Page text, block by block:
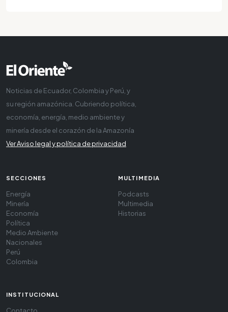
Noticias de Ecuador, Colombia y Perú, y
su región amazónica. Cubriendo política,
economía, energía, medio ambiente y
minería desde el corazón de la Amazonía
Ver Aviso legal y política de privacidad
SECCIONES
Energía
Minería
Economía
Política
Medio Ambiente
Nacionales
Perú
Colombia
MULTIMEDIA
Podcasts
Multimedia
Historias
INSTITUCIONAL